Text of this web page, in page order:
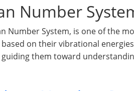
Number
Number System, is one of the
on their vibrational
them toward